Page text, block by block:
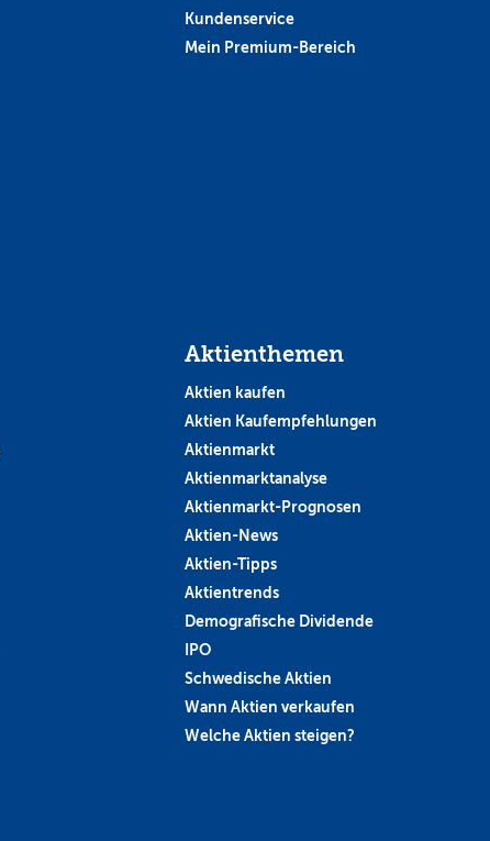
Kundenservice
Mein Premium-Bereich
Aktienthemen
Aktien kaufen
Aktien Kaufempfehlungen
Aktienmarkt
Aktienmarktanalyse
Aktienmarkt-Prognosen
Aktien-News
Aktien-Tipps
Aktientrends
Demografische Dividende
IPO
Schwedische Aktien
Wann Aktien verkaufen
Welche Aktien steigen?